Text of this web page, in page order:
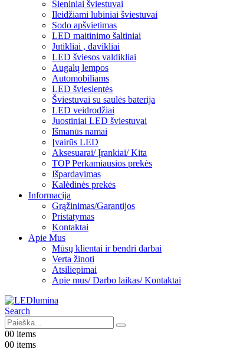
Sieniniai šviestuvai
Ileidžiami lubiniai šviestuvai
Sodo apšvietimas
LED maitinimo šaltiniai
Jutikliai , davikliai
LED šviesos valdikliai
Augalų lempos
Automobiliams
LED švieslentės
Šviestuvai su saulės baterija
LED veidrodžiai
Juostiniai LED šviestuvai
Išmanūs namai
Įvairūs LED
Aksesuarai/ Įrankiai/ Kita
TOP Perkamiausios prekės
Išpardavimas
Kalėdinės prekės
Informacija
Grąžinimas/Garantijos
Pristatymas
Kontaktai
Apie Mus
Mūsų klientai ir bendri darbai
Verta žinoti
Atsiliepimai
Apie mus/ Darbo laikas/ Kontaktai
Search
00 items
00 items